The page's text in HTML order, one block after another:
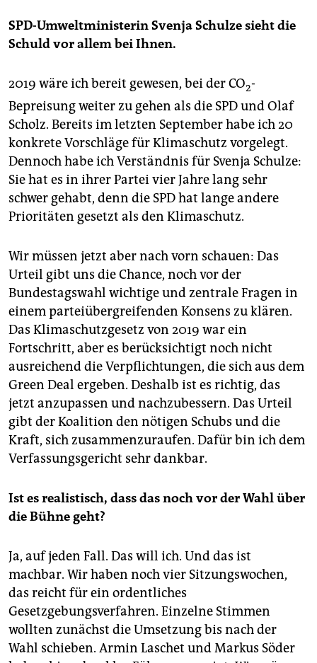
SPD-Umweltministerin Svenja Schulze sieht die
Schuld vor allem bei Ihnen.
2019 wäre ich bereit gewesen, bei der CO2-
Bepreisung weiter zu gehen als die SPD und Olaf
Scholz. Bereits im letzten September habe ich 20
konkrete Vorschläge für Klimaschutz vorgelegt.
Dennoch habe ich Verständnis für Svenja Schulze:
Sie hat es in ihrer Partei vier Jahre lang sehr
schwer gehabt, denn die SPD hat lange andere
Prioritäten gesetzt als den Klimaschutz.
Wir müssen jetzt aber nach vorn schauen: Das
Urteil gibt uns die Chance, noch vor der
Bundestagswahl wichtige und zentrale Fragen in
einem parteiübergreifenden Konsens zu klären.
Das Klimaschutzgesetz von 2019 war ein
Fortschritt, aber es berücksichtigt noch nicht
ausreichend die Verpflichtungen, die sich aus dem
Green Deal ergeben. Deshalb ist es richtig, das
jetzt anzupassen und nachzubessern. Das Urteil
gibt der Koalition den nötigen Schubs und die
Kraft, sich zusammenzuraufen. Dafür bin ich dem
Verfassungsgericht sehr dankbar.
Ist es realistisch, dass das noch vor der Wahl über
die Bühne geht?
Ja, auf jeden Fall. Das will ich. Und das ist
machbar. Wir haben noch vier Sitzungswochen,
das reicht für ein ordentliches
Gesetzgebungsverfahren. Einzelne Stimmen
wollten zunächst die Umsetzung bis nach der
Wahl schieben. Armin Laschet und Markus Söder